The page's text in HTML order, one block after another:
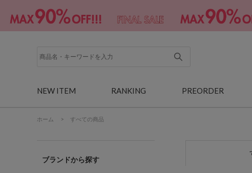
NEW ITEM RANKING PREORDER
ホーム > すべての商品
ブランド